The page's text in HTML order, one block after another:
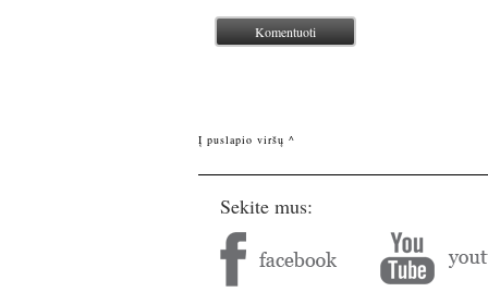
Į puslapio viršų ^
Sekite mus: